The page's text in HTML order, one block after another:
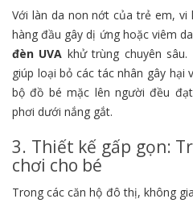
Với làn da non nớt của trẻ em, vi
hàng đầu gây dị ứng hoặc viêm
đèn UVA khử trùng chuyên
giúp loại bỏ các tác nhân gây
bộ đồ bé mặc lên người đều
phơi dưới nắng gắt.
3. Thiết kế gấp gọn:
chơi cho bé
Trong các căn hộ đô thị, không